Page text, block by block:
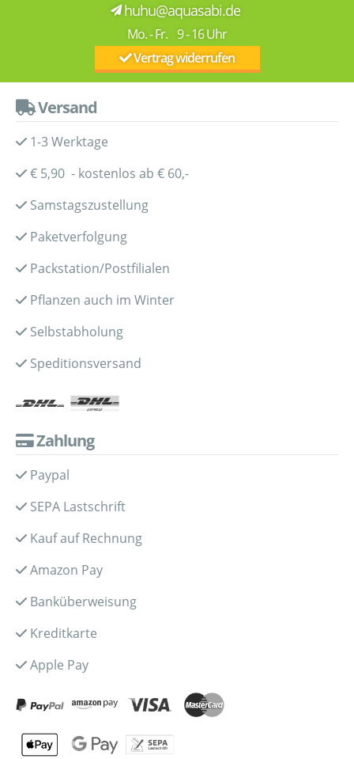
huhu@aquasabi.de
Mo. - Fr. 9 - 16 Uhr
Vertrag widerrufen
Versand
1-3 Werktage
€ 5,90 - kostenlos ab € 60,-
Samstagszustellung
Paketverfolgung
Packstation/Postfilialen
Pflanzen auch im Winter
Selbstabholung
Speditionsversand
Zahlung
Paypal
SEPA Lastschrift
Kauf auf Rechnung
Amazon Pay
Banküberweisung
Kreditkarte
Apple Pay